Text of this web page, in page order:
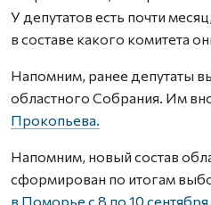
У депутатов есть почти
в составе какого комитета
Напомним, ранее депутаты
областного Собрания. Им
Прокопьева.
Напомним, новый состав
сформирован по итогам
в Поморье с 8 по 10 сентября.